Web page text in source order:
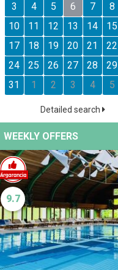
3
4 5 6 7 8
10
11 12 13 14 15
17
18 19 20 21 22
24
25 26 27 28 29
31
1 2 3 4 5
Detailed search
WEEKLY OFFERS
9.7